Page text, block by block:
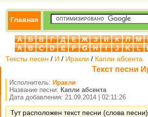
Главная
А Б В Г Д Е Ж З И К Л М
A
B C D E F G H I J K L
Тексты песен / И / Иракли / Капли абсента
Текст песни
Исполнитель: Иракли
Название песни: Капли абсента
Дата добавления: 21.09.2014 | 02:11:26
Тут расположен текст песни (слова